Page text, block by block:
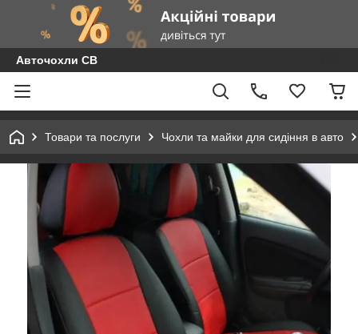
Авточохли СВ
Товари та послуги Чохли та майки для сидіння в авто